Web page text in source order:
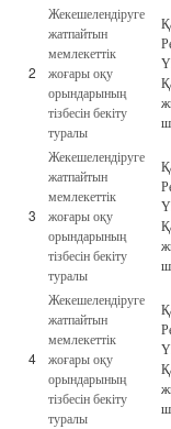
2
Жекешелендіруге
жатпайтын
мемлекеттік
жоғары оқу
орындарының
тізбесін бекіту
туралы
3
Жекешелендіруге
жатпайтын
мемлекеттік
жоғары оқу
орындарының
тізбесін бекіту
туралы
4
Жекешелендіруге
жатпайтын
мемлекеттік
жоғары оқу
орындарының
тізбесін бекіту
туралы